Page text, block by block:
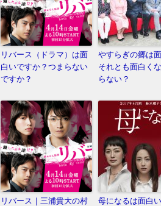
リバース（ドラマ）は面
白いですか？つまらない
ですか？
やすらぎの郷は
それとも面白く
らない？
リバース｜三浦貴大の村
母になるは面白